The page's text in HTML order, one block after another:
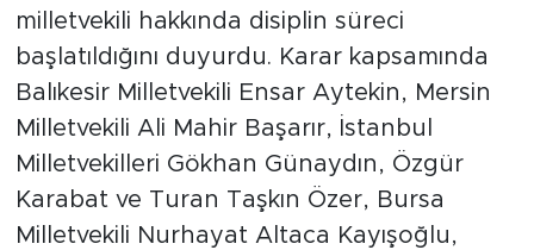
milletvekili hakkında disiplin süreci
başlatıldığını duyurdu. Karar kapsamında
Balıkesir Milletvekili Ensar Aytekin, Mersin
Milletvekili Ali Mahir Başarır, İstanbul
Milletvekilleri Gökhan Günaydın, Özgür
Karabat ve Turan Taşkın Özer, Bursa
Milletvekili Nurhayat Altaca Kayışoğlu,